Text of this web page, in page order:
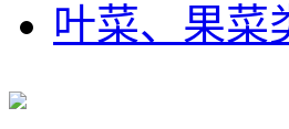
叶菜、果菜